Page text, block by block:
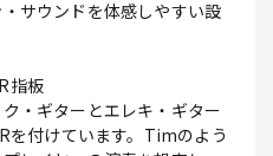
サウンドを体感しやすい設
指板
・ギターとエレキ・ギター
を付けています。Timのよう